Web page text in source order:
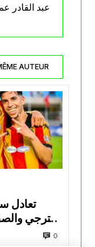
عبد القادر
AUTEUR
تعادل
الترجي
يهدر ركلة0